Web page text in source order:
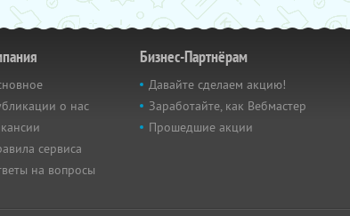
о нас
сервиса
на вопросы
Бизнес-Партнёрам
Давайте сделаем акцию!
Заработайте, как Вебмастер
Прошедшие акции